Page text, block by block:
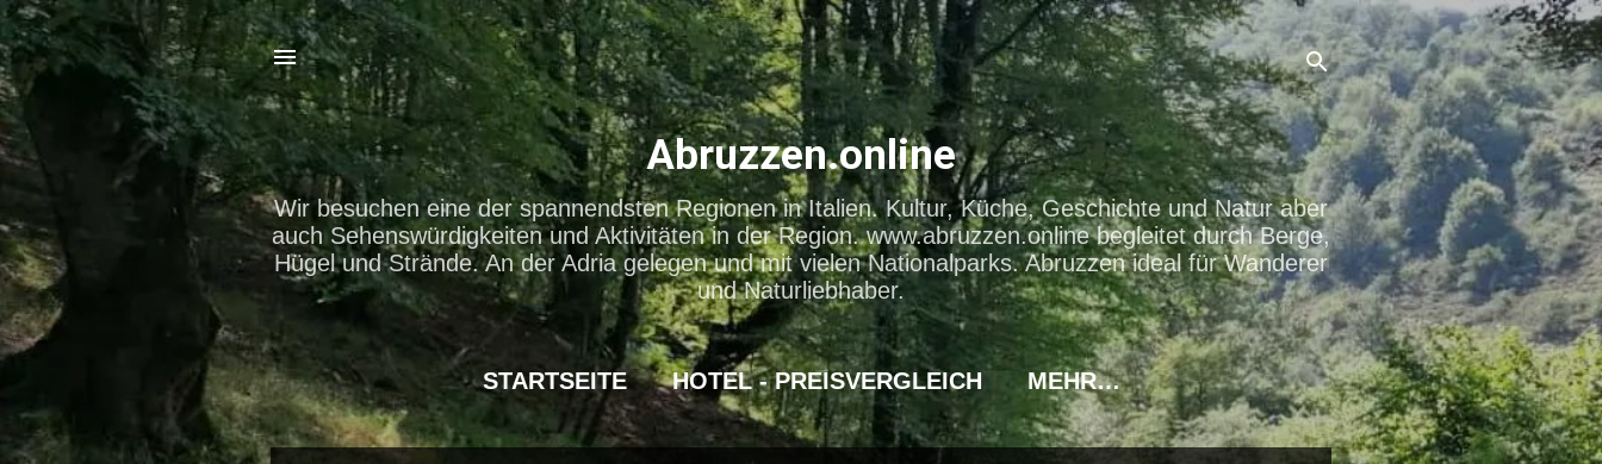
Direkt zum Hauptbereich
Abruzzen.online
Wir besuchen eine der spannendsten Regionen in Italien. Kultur, Küche, Geschichte und Natur aber
auch Sehenswürdigkeiten und Aktivitäten in der Region. www.abruzzen.online begleitet durch Berge,
Hügel und Strände. An der Adria gelegen und mit vielen Nationalparks. Abruzzen ideal für Wanderer
und Naturliebhaber.
STARTSEITE HOTEL - PREISVERGLEICH MEHR…